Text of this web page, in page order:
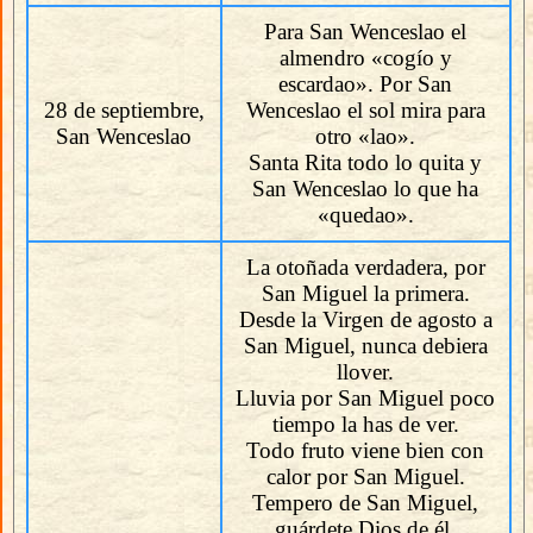
28 de septiembre,
San Wenceslao
Para San Wenceslao el
almendro «cogío y
escardao». Por San
Wenceslao el sol mira para
otro «lao».
Santa Rita todo lo quita y
San Wenceslao lo que ha
«quedao».
La otoñada verdadera, por
San Miguel la primera.
Desde la Virgen de agosto a
San Miguel, nunca debiera
llover.
Lluvia por San Miguel poco
tiempo la has de ver.
Todo fruto viene bien con
calor por San Miguel.
Tempero de San Miguel,